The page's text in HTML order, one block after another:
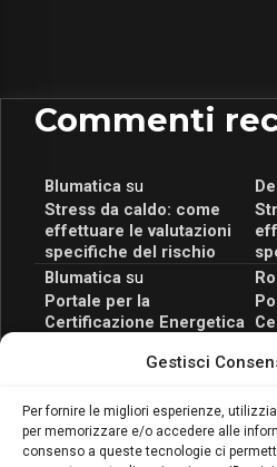
Gestisci
Per fornire le migliori esperienze,
per memorizzare e/o accedere alle
consenso a queste tecnologie ci
Commenti
Blumaticasu
Stress da caldo: come
effettuare le valutazioni
specifiche del rischio
Blumaticasu
Portale per la
Certificazione Energetica
scopri il Corso Blumatica
Blumaticasu
Coordinatore della
Sicurezza: cosa è